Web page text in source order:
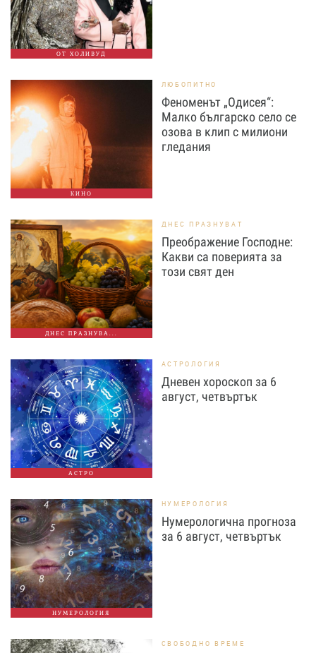
ОТ ХОЛИВУД
КИНО
ЛЮБОПИТНО
Феноменът „Одисея“:
Малко българско село се
озова в клип с милиони
гледания
ДНЕС ПРАЗНУВА...
ДНЕС ПРАЗНУВАТ
Преображение Господне:
Какви са поверията за
този свят ден
АСТРО
АСТРОЛОГИЯ
Дневен хороскоп за 6
август, четвъртък
НУМЕРОЛОГИЯ
НУМЕРОЛОГИЯ
Нумерологична прогноза
за 6 август, четвъртък
СВОБОДНО ВРЕМЕ